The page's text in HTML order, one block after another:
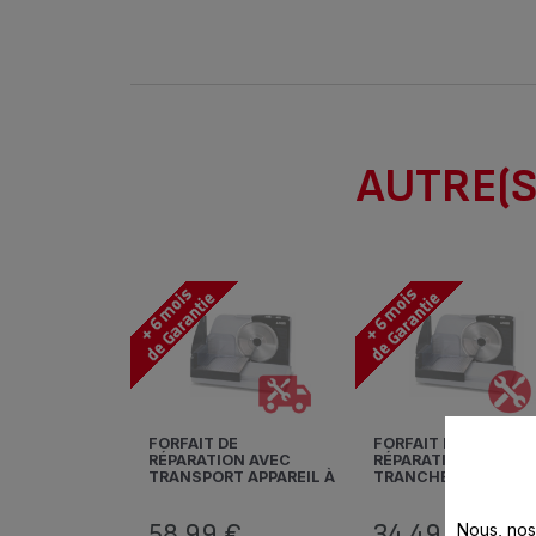
FORFAIT DE
RÉPARATION AVEC
TRANSPORT APPAREIL À
FORFAIT DE
RÉPARATION
TRANCHER SEB
Nous,